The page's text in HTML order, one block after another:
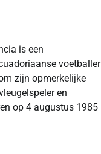
is een
voetballer
zijn opmerkelijke
en
op 4 augustus 1985